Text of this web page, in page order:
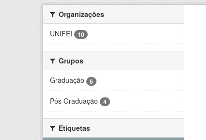
Organizações
UNIFEI
10
Grupos
Graduação
6
Pós Graduação 4
Etiquetas